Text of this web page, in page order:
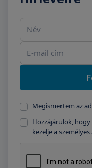
Név
E-mail cím
Megismertem az
Hozzájárulok,
kezelje a